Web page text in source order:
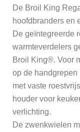
De Broil King
hoofdbranders en
De geïntegreerde
warmteverdelers
Broil King®. Voor
op de
met vaste
houder voor
verlichting.
De zwenkwielen